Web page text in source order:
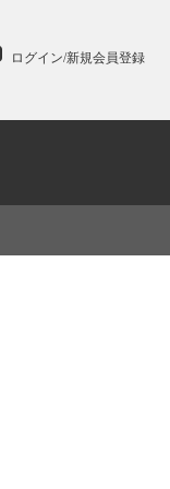
ログイン/新規会員登録